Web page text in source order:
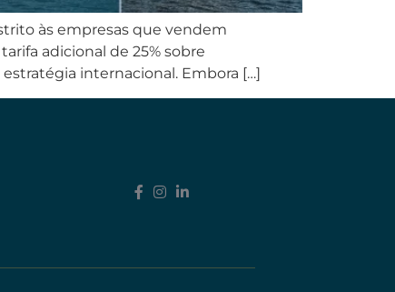
às empresas que vendem
adicional de 25% sobre
internacional. Embora […]